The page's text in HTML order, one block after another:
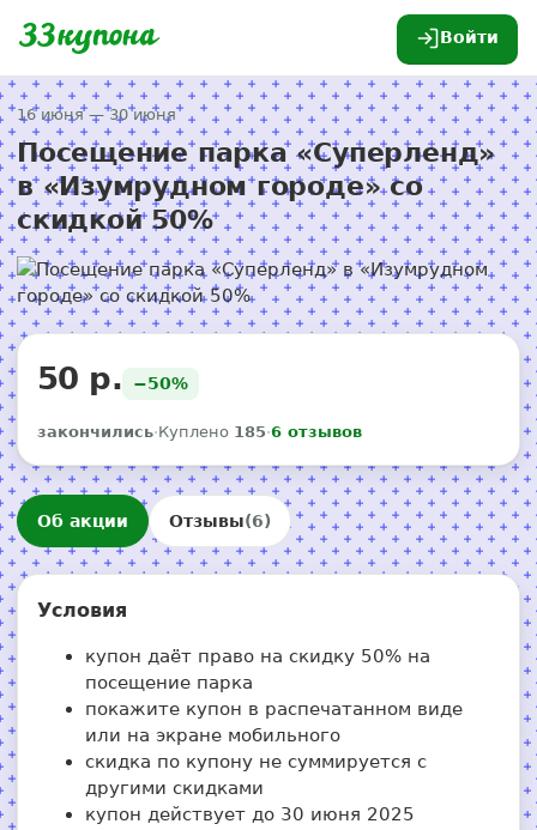
Войти
16 июня — 30 июня
Посещение парка «Суперленд»
в «Изумрудном городе» со
скидкой 50%
50 р. −50%
закончились·Куплено 185·6 отзывов
Об акции Отзывы(6)
Условия
купон даёт право на скидку 50% на
посещение парка
покажите купон в распечатанном виде
или на экране мобильного
скидка по купону не суммируется с
другими скидками
купон действует до 30 июня 2025